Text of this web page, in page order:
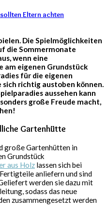
Eltern achten
Die Spielmöglichkeiten
die Sommermonate
wenn eine
eigenen Grundstück
für die eigenen
sich richtig austoben können.
aussehen kann
große Freude macht,
Gartenhütte
große Gartenhütten in
Grundstück
aus Holz lassen sich bei
anliefern und sind
werden sie dazu mit
sodass das neue
zusammengesetzt werden